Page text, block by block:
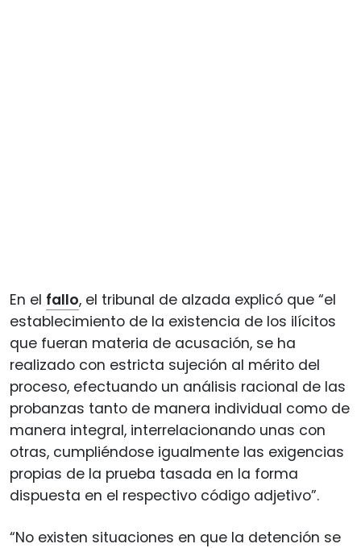
En el fallo, el tribunal de alzada explicó que “el
establecimiento de la existencia de los ilícitos
que fueran materia de acusación, se ha
realizado con estricta sujeción al mérito del
proceso, efectuando un análisis racional de las
probanzas tanto de manera individual como de
manera integral, interrelacionando unas con
otras, cumpliéndose igualmente las exigencias
propias de la prueba tasada en la forma
dispuesta en el respectivo código adjetivo”.
“No existen situaciones en que la detención se